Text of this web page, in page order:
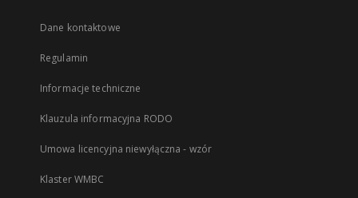
Dane kontaktowe
Regulamin
Informacje techniczne
Klauzula informacyjna RODO
Umowa licencyjna niewyłączna - wzór
Klaster WMBC